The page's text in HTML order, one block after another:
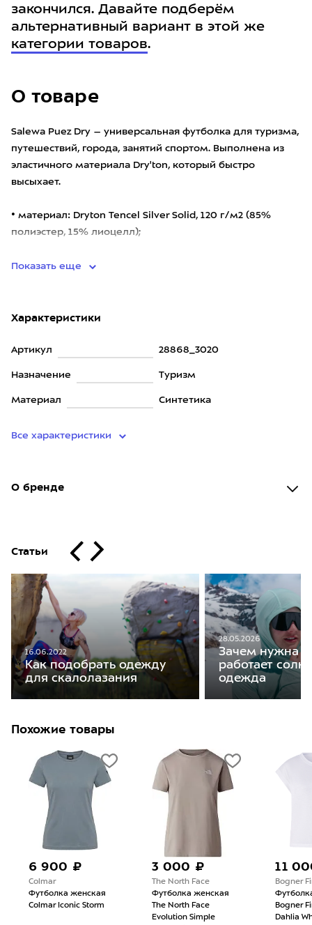
О товаре
Salewa Puez Dry – универсальная футболка для туризма,
путешествий, города, занятий спортом. Выполнена из
эластичного материала Dry'ton, который быстро
высыхает.
• материал: Dryton Tencel Silver Solid, 120 г/м2 (85%
полиэстер, 15% лиоцелл);
Показать еще
Характеристики
Артикул 28868_3020
Назначение Туризм
Материал Синтетика
Все характеристики
О бренде
Статьи
16.06.2022
Как подобрать одежду
для скалолазания
28.05.2026
Зачем нужна и
работает
одежда
закончился. Давайте подберём
альтернативный вариант в этой же
категории товаров.
Похожие товары
6 900 ₽
Colmar
Футболка женская
Colmar Iconic Storm
3 000 ₽
The North Face
Футболка женская
The North Face
Evolution Simple
11
Bogner
Bogner
Dahlia